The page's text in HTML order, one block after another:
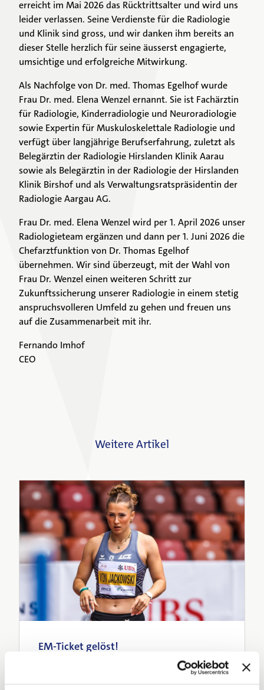
Für Zuweisende
Für Notfälle
Ärztinnen & Ärzte
Unsere Klinik
erreicht im Mai 2026 das Rücktrittsalter und wird uns
leider verlassen. Seine Verdienste für die Radiologie
und Klinik sind gross, und wir danken ihm bereits an
dieser Stelle herzlich für seine äusserst engagierte,
umsichtige und erfolgreiche Mitwirkung.
Als Nachfolge von Dr. med. Thomas Egelhof wurde
Frau Dr. med. Elena Wenzel ernannt. Sie ist Fachärztin
für Radiologie, Kinderradiologie und Neuroradiologie
sowie Expertin für Muskuloskelettale Radiologie und
verfügt über langjährige Berufserfahrung, zuletzt als
Belegärztin der Radiologie Hirslanden Klinik Aarau
sowie als Belegärztin in der Radiologie der Hirslanden
Klinik Birshof und als Verwaltungsratspräsidentin der
Radiologie Aargau AG.
Frau Dr. med. Elena Wenzel wird per 1. April 2026 unser
Radiologieteam ergänzen und dann per 1. Juni 2026 die
Chefarztfunktion von Dr. Thomas Egelhof
übernehmen. Wir sind überzeugt, mit der Wahl von
Frau Dr. Wenzel einen weiteren Schritt zur
Zukunftssicherung unserer Radiologie in einem stetig
anspruchsvolleren Umfeld zu gehen und freuen uns
auf die Zusammenarbeit mit ihr.
Fernando Imhof
CEO
Weitere Artikel
EM-Ticket gelöst!
Wir gratulieren Selina von Jackowski herzlich zur